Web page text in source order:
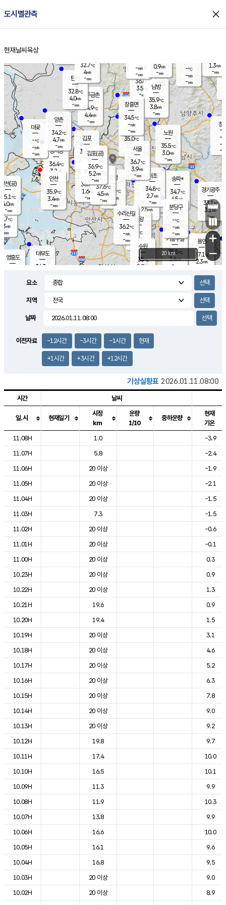
도시별관측 close
홈
현재날씨 육상
의도
℃
m/s
mm
영흥도
양주
36.6℃
3.5
-mm
과천
35.7℃
2.5m/s
- mm
용인
37.1℃
2.3m/s
경기광주
33.1℃
3.1m/s
-mm
3.4m/s
대부도
34.3
경서동
36.4℃
3.2 m/s
-mm
파주금촌
34.9℃
4.4m/s
-mm
-℃
-m/s
-mm
대곶
-℃
-m/s
-mm
창
-
-m/
-
탄현
32.8℃
4.0m/s
-mm
1.3m/s
-mm
의왕
- ℃
m/s
mm
김포
35.4℃
-m/s
mm
광명
36.8 ℃
2.5 m/s
-mm
부천
36.7℃
1.6m/s
-mm
양촌
34.2℃
4.7m/s
-mm
구로
37.6℃
4.5m/s
-mm
은평
35.0℃
2.5 m/s
- mm
노원
35.5℃
3.0m/s
-mm
송파*
34.7℃
4.5m/s
-mm
서초
34.8℃
2.7m/s
-mm
남방
35.9℃
3.8m/s
-mm
기흥구갈
35.5℃
2.4m/s
-
수리산길
36.2℃
-m/s
-mm
분당구
-℃
-m/s
-mm
장흥면
34.5℃
-m/s
-mm
-m/s
-mm
인천(공)
35.1℃
4.0m/s
-mm
김포(공)
36.9℃
5.2m/s
-mm
수원
35℃
2.9m/s
인천
35.9℃
3.4m/s
-mm
서울
36.7℃
3.9m/s
-mm
32.7℃
4m/s
-mm
0.9m/s
-mm
+
−
20 km
요소
지역
날짜
이전자료 -12시간 -3시간 -1시간 현재
+1시간 +3시간 +12시간
기상실황표 2026.01.11.08:00
도시별 기상실황표로 지점, 날씨, 기온, 강수, 바람, 기압등을 안내한 표입
시간 날씨
일.시 현재일기
시정
km
운량
1/10
중하운량
현재
기온
11.08H
1.0
-3.9
11.07H
5.8
-2.4
11.06H
20 이상
-1.9
11.05H
20 이상
-2.1
11.04H
20 이상
-1.5
11.03H
7.3
-1.5
11.02H
20 이상
-0.6
11.01H
20 이상
-0.1
11.00H
20 이상
0.3
10.23H
20 이상
0.9
10.22H
20 이상
1.3
10.21H
19.6
0.9
10.20H
19.4
1.5
10.19H
20 이상
3.1
10.18H
20 이상
4.6
10.17H
20 이상
5.2
10.16H
20 이상
6.3
10.15H
20 이상
7.8
10.14H
20 이상
9.0
10.13H
20 이상
9.2
10.12H
19.8
9.7
10.11H
17.4
10.0
10.10H
16.5
10.1
10.09H
11.3
9.9
10.08H
11.9
10.3
10.07H
13.8
9.9
10.06H
16.6
10.0
10.05H
16.1
9.6
10.04H
16.8
9.5
10.03H
20 이상
9.0
10.02H
20 이상
8.9